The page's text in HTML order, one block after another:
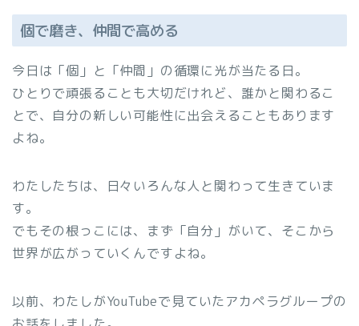
個で磨き、仲間で高める
今日は「個」と「仲間」の循環に光が当たる日。
ひとりで頑張ることも大切だけれど、誰かと関わるこ
とで、自分の新しい可能性に出会えることもあります
よね。
わたしたちは、日々いろんな人と関わって生きていま
す。
でもその根っこには、まず「自分」がいて、そこから
世界が広がっていくんですよね。
以前、わたしがYouTubeで見ていたアカペラグループの